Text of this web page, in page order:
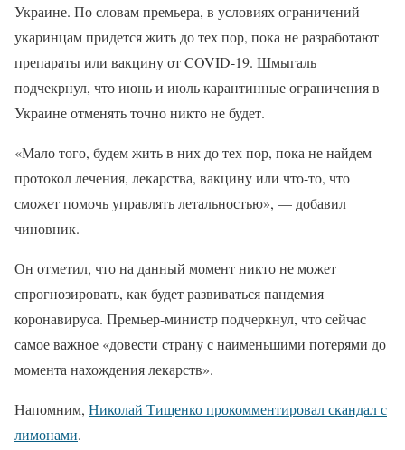
Украине. По словам премьера, в условиях ограничений
укаринцам придется жить до тех пор, пока не разработают
препараты или вакцину от COVID-19. Шмыгаль
подчекрнул, что июнь и июль карантинные ограничения в
Украине отменять точно никто не будет.
«Мало того, будем жить в них до тех пор, пока не найдем
протокол лечения, лекарства, вакцину или что-то, что
сможет помочь управлять летальностью», — добавил
чиновник.
Он отметил, что на данный момент никто не может
спрогнозировать, как будет развиваться пандемия
коронавируса. Премьер-министр подчеркнул, что сейчас
самое важное «довести страну с наименьшими потерями до
момента нахождения лекарств».
Напомним, Николай Тищенко прокомментировал скандал с
лимонами.